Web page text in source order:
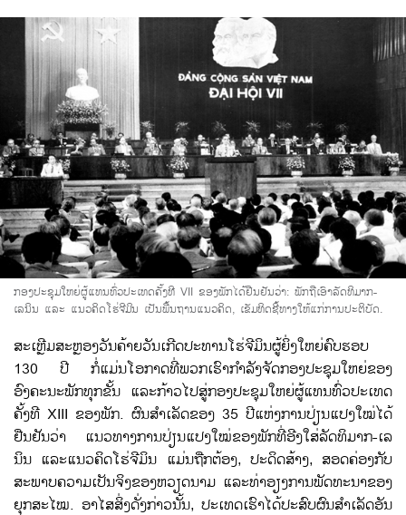
ກອງປະຊຸມໃຫຍ່ຜູ້ແທນທົ່ວປະເທດຄັ້ງທີ VII ຂອງພັກໄດ້ຢືນຢັນວ່າ: ພັກຖືເອົາລັດທິມາກ-
ເລນິນ ແລະ ແນວຄິດໂຮ່ຈີມິນ ເປັນພື້ນຖານແນວຄິດ, ເຂັມທິດຊີ້ທາງໃຫ້ແກ່ການປະຕິບັດ.
ສະ​ເຫຼີ​ມສະຫຼອງ​ວັນ​ຄ້າຍ​ວັນ​ເກີດ​ປະທານ​ໂຮ່ຈີ​ມິນຜູ້​ຍິ່ງ​ໃຫຍ່​ຄົບຮອບ
130 ປີ ກໍ່​ແມ່ນ​ໂອກາດ​ທີ່​ພວກ​ເຮົາກຳ​ລັງຈັດ​ກອງ​ປະຊຸມ​ໃຫຍ່​ຂອງ​
ອົງຄະ​ນະ​ພັກ​ທຸ​ກຂັ້ນ ​ແລະ​ກ້າວ​ໄປ​ສູ່​ກອງ​ປະຊຸມ​ໃຫຍ່​ຜູ້​ແທນ​ທົ່ວ​ປະ​ເທດ​
ຄັ້ງ​ທີ XIII ຂອງ​ພັກ. ຜົນສຳ​ເລັດ​ຂອງ 35 ປີ​ແຫ່ງ​ການ​ປ່ຽນ​ແປງ​ໃໝ່​ໄດ້​
ຢືນຢັນວ່າ ​ແນວທາງ​ການ​ປ່ຽນ​ແປງ​ໃໝ່ຂອງ​ພັກທີ່​ອີງ​ໃສ່​ລັດທິ​ມາກ-​ເລ​
ນິນ ​ແລະ​ແນວ​ຄິດ​ໂຮ່ຈີ​ມິນ ​ແມ່ນ​ຖືກຕ້ອງ, ປະດິດ​ສ້າງ, ສອດຄ່ອງ​ກັບ​
ສະພາບຄວາມ​ເປັນ​ຈິງຂອງ​ຫວຽດນາມ ​ແລະ​ທ່າ​ອຽງ​ການ​ພັດທະນາ​ຂອງ​
ຍຸກ​ສະ​ໄໝ. ອາ​ໄສ​ສິ່ງ​ດັ່ງກ່າວ​ນັ້ນ, ປະ​ເທດ​ເຮົາ​ໄດ້​ປະສົບ​ຜົນສຳ​ເລັດ​ອັນ​